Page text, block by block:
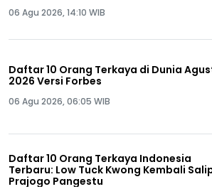
06 Agu 2026, 14:10 WIB
Daftar 10 Orang Terkaya di Dunia
2026 Versi Forbes
06 Agu 2026, 06:05 WIB
Daftar 10 Orang Terkaya Indonesia
Terbaru: Low Tuck Kwong Kembali
Prajogo Pangestu